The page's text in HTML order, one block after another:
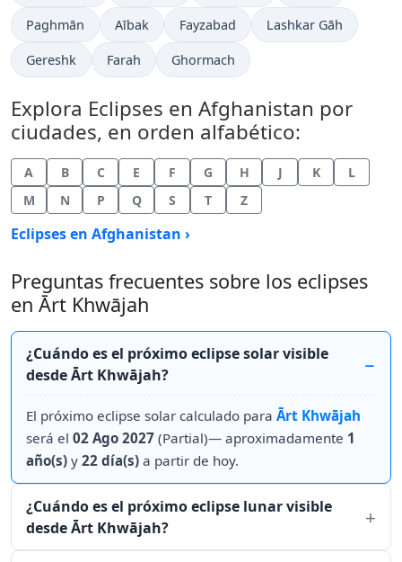
Paghmān Aībak Fayzabad Lashkar Gāh
Gereshk Farah Ghormach
Explora Eclipses en Afghanistan por
ciudades, en orden alfabético:
A B C E F G H J K
L
M
N P Q S T Z
Eclipses en Afghanistan ›
Preguntas frecuentes sobre los eclipses
en Ārt Khwājah
¿Cuándo es el próximo eclipse solar visible
desde Ārt Khwājah?
El próximo eclipse solar calculado para Ārt Khwājah
será el 02 Ago 2027 (Partial)— aproximadamente 1
año(s) y 22 día(s) a partir de hoy.
¿Cuándo es el próximo eclipse lunar visible
desde Ārt Khwājah?